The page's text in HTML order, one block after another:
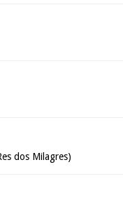
dos Milagres)